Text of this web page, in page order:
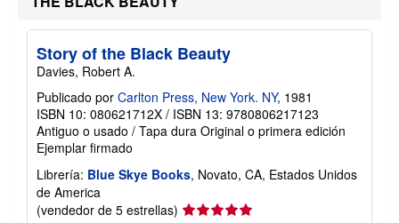
t
a
r
a
s
e
Story of the Black Beauty
Davies, Robert A.
Publicado por Carlton Press, New York. NY, 1981
ISBN 10: 080621712X / ISBN 13: 9780806217123
Antiguo o usado / Tapa dura Original o primera edición
Ejemplar firmado
Librería: Blue Skye Books, Novato, CA, Estados Unidos
de America
(vendedor de 5 estrellas) Calificación